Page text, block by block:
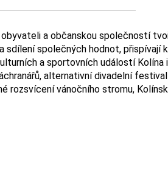
a občanskou společností
společných hodnot, přispívají
a sportovních událostí
alternativní divadelní
rozsvícení vánočního stromu,